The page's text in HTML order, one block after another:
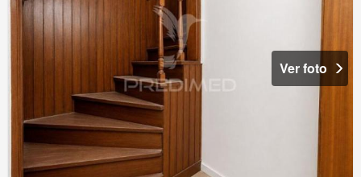
Ver foto